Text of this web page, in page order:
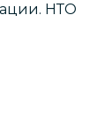
НТО